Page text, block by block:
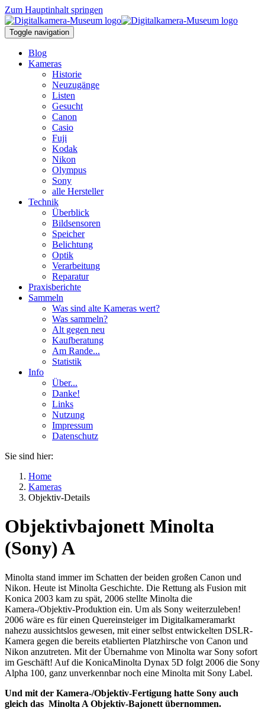
Zum Hauptinhalt springen
Toggle navigation
Blog
Kameras
Historie
Neuzugänge
Listen
Gesucht
Canon
Casio
Fuji
Kodak
Nikon
Olympus
Sony
alle Hersteller
Technik
Überblick
Bildsensoren
Speicher
Belichtung
Optik
Verarbeitung
Reparatur
Praxisberichte
Sammeln
Was sind alte Kameras wert?
Was sammeln?
Alt gegen neu
Kaufberatung
Am Rande...
Statistik
Info
Über...
Danke!
Links
Nutzung
Impressum
Datenschutz
Sie sind hier:
Home
Kameras
Objektiv-Details
Objektivbajonett Minolta
(Sony) A
Minolta stand immer im Schatten der beiden großen Canon und
Nikon. Heute ist Minolta Geschichte. Die Rettung als Fusion mit
Konica 2003 kam zu spät, 2006 stellte Minolta die
Kamera-/Objektiv-Produktion ein. Um als Sony weiterzuleben!
2006 wäre es für einen Quereinsteiger im Digitalkameramarkt
nahezu aussichtslos gewesen, mit einer selbst entwickelten DSLR-
Kamera gegen die bereits etablierten Platzhirsche von Canon und
Nikon anzutreten. Mit der Übernahme von Minolta war Sony sofort
im Geschäft! Auf die KonicaMinolta Dynax 5D folgt 2006 die Sony
Alpha 100, ganz unverkennbar noch eine Minolta mit Sony Label.
Und mit der Kamera-/Objektiv-Fertigung hatte Sony auch
gleich das Minolta A Objektiv-Bajonett übernommen.